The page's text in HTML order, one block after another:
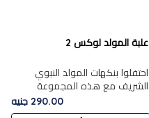
علبة المولد لوكس 2
احتفلوا بنكهات المولد النبوي
الشريف مع هذه المجموعة
الفاخرة المكونة من 19 قطعة،
والتي تم اختيارها بعناية فائقة لتُبرز
290.00 جنيه